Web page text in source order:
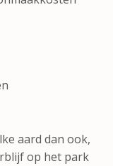
aard dan ook,
op het park